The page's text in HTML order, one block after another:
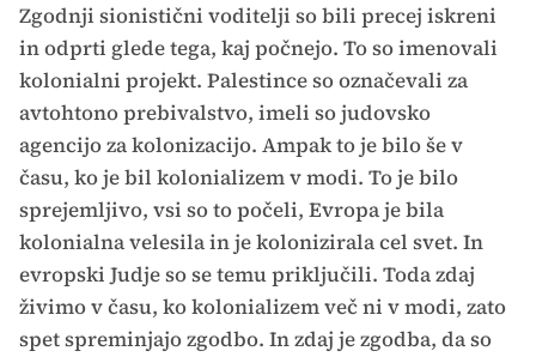
Zgodnji sionistični voditelji so bili precej iskreni
in odprti glede tega, kaj počnejo. To so imenovali
kolonialni projekt. Palestince so označevali za
avtohtono prebivalstvo, imeli so judovsko
agencijo za kolonizacijo. Ampak to je bilo še v
času, ko je bil kolonializem v modi. To je bilo
sprejemljivo, vsi so to počeli, Evropa je bila
kolonialna velesila in je kolonizirala cel svet. In
evropski Judje so se temu priključili. Toda zdaj
živimo v času, ko kolonializem več ni v modi, zato
spet spreminjajo zgodbo. In zdaj je zgodba, da so